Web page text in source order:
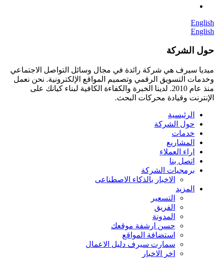
English
English
حول الشركة
ميديا ​​سيرف هي شركة رائدة في مجال وسائل التواصل الاجتماعي
وخدمات التسويق الرقمي وتصميم المواقع الإلكترونية. نحن نعمل
منذ عام 2010. لدينا الخبرة والكفاءة الكافية لبناء كيانك على
الإنترنت وقيادة محركات البحث.
الرئيسية
حول الشركة
خدمات
المشاريع
اراء العملاء
اتصل بنا
برمجيات الشركة
الاخبار بالذكاء الاصطناعى
المزيد
التسعير
الفريق
المدونة
حسن ارشفة موقعك
استضافة المواقع
سمارت سيرف دليل الاعمال
اخر الاخبار